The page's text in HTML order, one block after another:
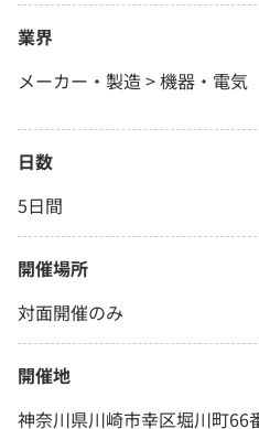
業界
メーカー・製造 > 機器・電気
日数
5日間
開催場所
対面開催のみ
開催地
神奈川県川崎市幸区堀川町66